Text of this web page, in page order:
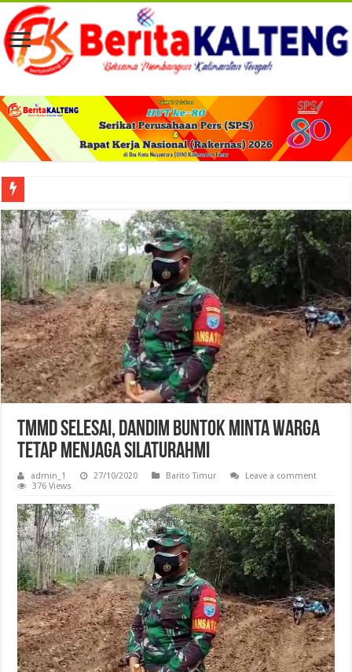
Viral! Selama Dua Bulan Lebih Siltap Serta Tunjangan Pemdes dan BPD di
TMMD Selesai, Dandim Buntok Minta Warga
Tetap Menjaga Silaturahmi
admin_1 27/10/2020 Barito Timur
Leave a comment
376 Views